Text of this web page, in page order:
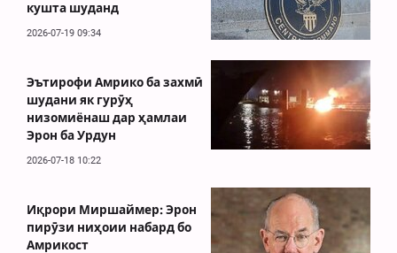
кушта шуданд
2026-07-19 09:34
Эътирофи Амрико ба захмӣ
шудани як гурӯҳ
низомиёнаш дар ҳамлаи
Эрон ба Урдун
2026-07-18 10:22
Иқрори Миршаймер: Эрон
пирӯзи ниҳоии набард бо
Амрикост